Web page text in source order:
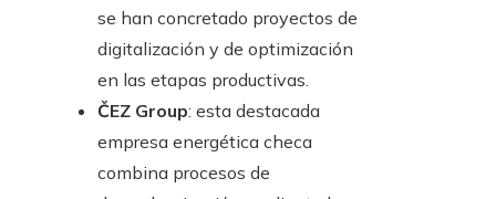
se han concretado proyectos de
digitalización y de optimización
en las etapas productivas.
ČEZ Group: esta destacada
empresa energética checa
combina procesos de